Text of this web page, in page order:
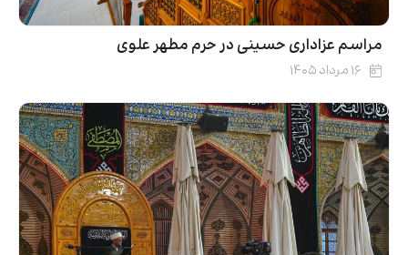
مراسم عزاداری حسینی در حرم مطهر علوی
۱۶ مرداد ۱۴۰۵